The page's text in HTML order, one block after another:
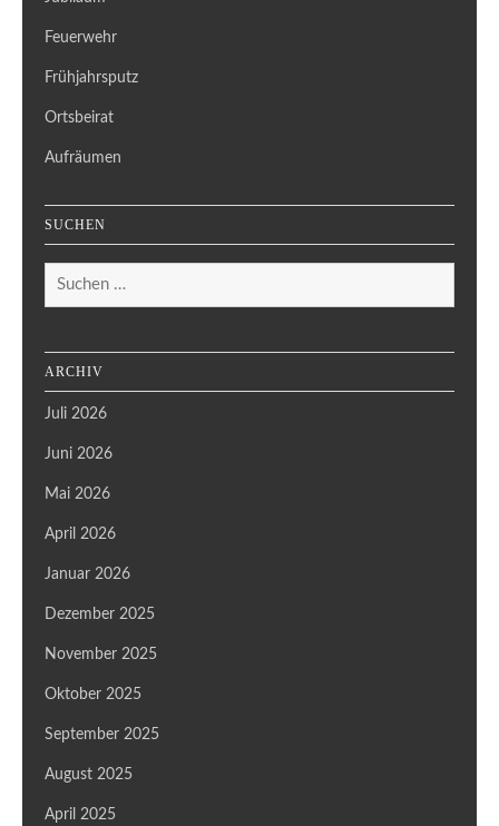
Feuerwehr
Frühjahrsputz
Ortsbeirat
Aufräumen
SUCHEN
Suchen
ARCHIV
Juli 2026
Juni 2026
Mai 2026
April 2026
Januar 2026
Dezember 2025
November 2025
Oktober 2025
September 2025
August 2025
April 2025